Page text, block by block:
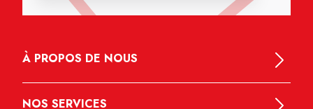
À PROPOS DE NOUS
NOS SERVICES